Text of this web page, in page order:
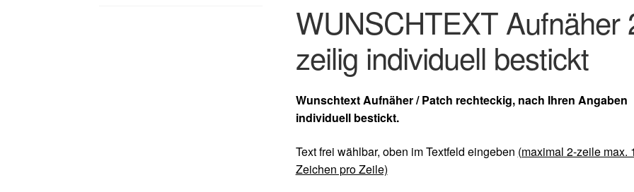
WUNSCHTEXT Aufnäher
zeilig individuell bestickt
Wunschtext Aufnäher / Patch rechteckig,nach Ihren Angaben
individuell bestickt.
Text frei wählbar, oben im Textfeld eingeben (maximal 2-zeile max.
Zeichen pro Zeile)